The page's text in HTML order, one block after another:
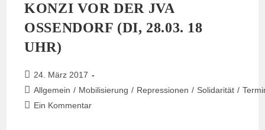
KONZI VOR DER JVA
OSSENDORF (DI, 28.03. 18
UHR)
Beitrag
veröffentlicht:
24. März 2017
Beitrags-
Kategorie:
Allgemein / Mobilisierung / Repressionen / Solidarität /
Beitrags-
Ein Kommentar